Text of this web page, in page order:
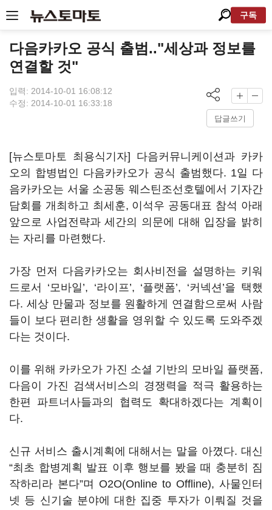
구독
다음카카오 공식 출범.."세상과 정보를
연결할 것"
입력: 2014-10-01 16:08:12
수정: 2014-10-01 16:33:18
답글쓰기
[뉴스토마토 최용식기자] 다음커뮤니케이션과 카카
오의 합병법인 다음카카오가 공식 출범했다. 1일 다
음카카오는 서울 소공동 웨스틴조선호텔에서 기자간
담회를 개최하고 최세훈, 이석우 공동대표 참석 아래
앞으로 사업전략과 세간의 의문에 대해 입장을 밝히
는 자리를 마련했다.
가장 먼저 다음카카오는 회사비전을 설명하는 키워
드로서 ‘모바일’, ‘라이프’, ‘플랫폼’, ‘커넥션’을 택했
다. 세상 만물과 정보를 원활하게 연결함으로써 사람
들이 보다 편리한 생활을 영위할 수 있도록 도와주겠
다는 것이다.
이를 위해 카카오가 가진 소셜 기반의 모바일 플랫폼,
다음이 가진 검색서비스의 경쟁력을 적극 활용하는
한편 파트너사들과의 협력도 확대하겠다는 계획이
다.
신규 서비스 출시계획에 대해서는 말을 아꼈다. 대신
“최초 합병계획 발표 이후 행보를 봤을 때 충분히 짐
작하리라 본다”며 O2O(Online to Offline), 사물인터
넷 등 신기술 분야에 대한 집중 투자가 이뤄질 것을